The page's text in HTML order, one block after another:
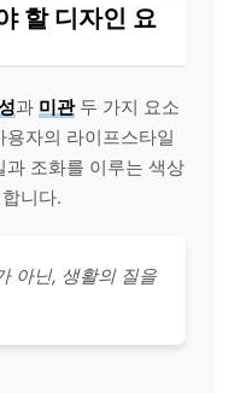
할 디자인 요
과 미관두 가지 요소
자의 라이프스타일
과 조화를 이루는 색상
니다.
아닌, 생활의 질을